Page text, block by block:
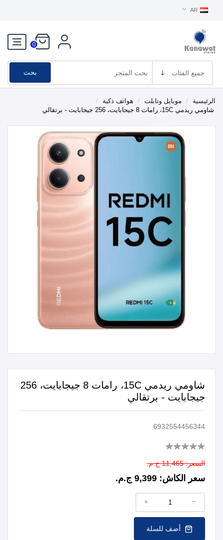
AR
0
بحث
الرئيسية / موبايل وتابلت / هواتف ذكية
/
شاومي ريدمي 15C، رامات 8 جيجابايت، 256 جيجابايت - برتقالي
شاومي ريدمي 15C، رامات 8 جيجابايت، 256
جيجابايت - برتقالي
6932554456344
السعر: 11,465 ج.م.
سعر الكاش: 9,399 ج.م.
أضف للسلة